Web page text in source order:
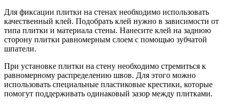
Для фиксации плитки на стенах необходимо использовать
качественный клей. Подобрать клей нужно в зависимости от
типа плитки и материала стены. Нанесите клей на заднюю
сторону плитки равномерным слоем с помощью зубчатой
шпатели.
При установке плитки на стену необходимо стремиться к
равномерному распределению швов. Для этого можно
использовать специальные пластиковые крестики, которые
помогут поддерживать одинаковый зазор между плитками.